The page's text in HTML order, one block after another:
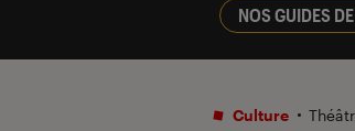
NOS GUIDES
Culture